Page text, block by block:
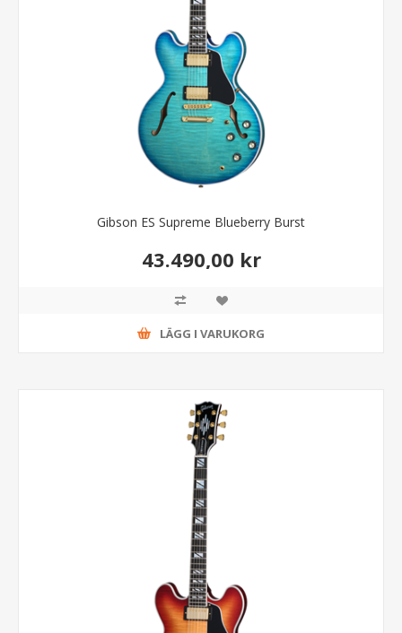
Gibson ES Supreme Blueberry Burst
43.490,00 kr
LÄGG I VARUKORG